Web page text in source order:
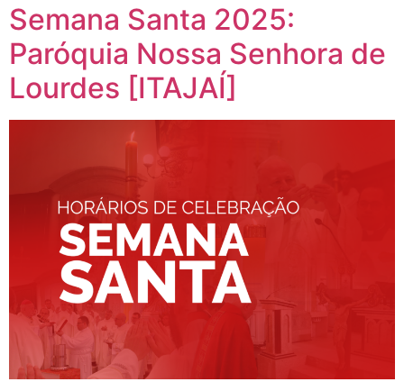
Semana Santa 2025:
Paróquia Nossa Senhora de
Lourdes [ITAJAÍ]